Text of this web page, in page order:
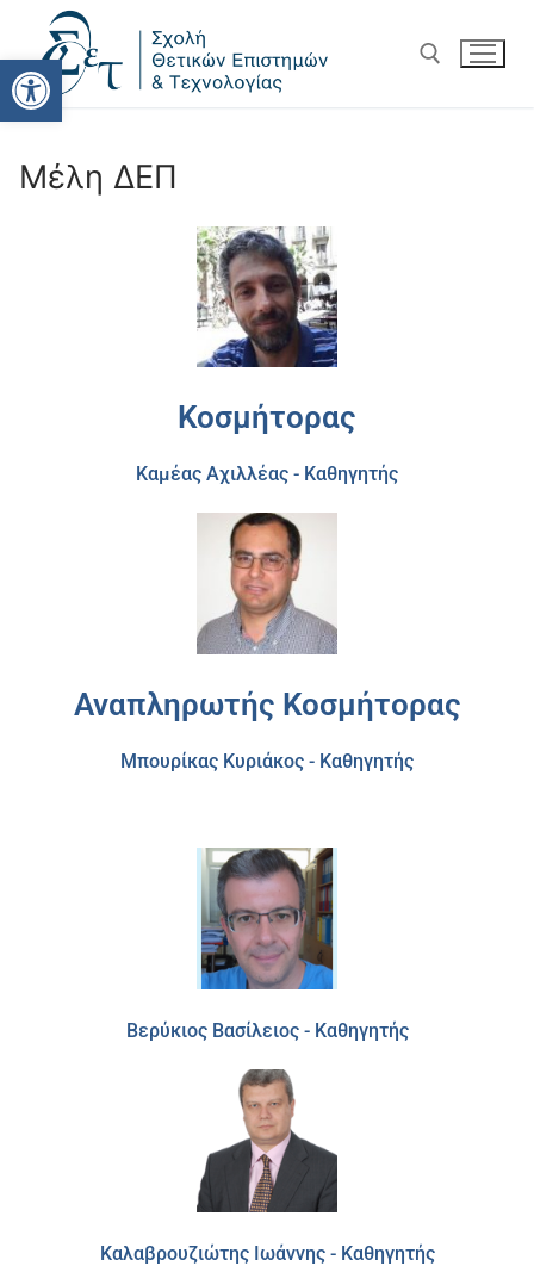
Ανοίξτε τη γραμμή
Μέλη ΔΕΠ
Κοσμήτορας
Καμέας Αχιλλέας - Καθηγητής
Αναπληρωτής Κοσμήτορας
Μπουρίκας Κυριάκος - Καθηγητής
Βερύκιος Βασίλειος - Καθηγητής
Καλαβρουζιώτης Ιωάννης - Καθηγητής